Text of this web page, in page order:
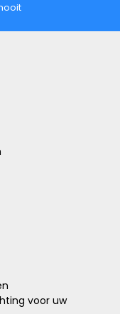
voor uw